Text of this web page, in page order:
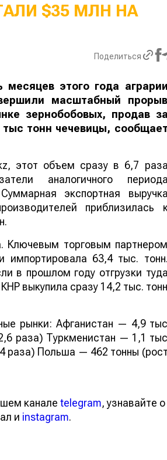
$35 МЛН НА
Поделиться
месяцев этого года аграрии
масштабный
зернобобовых, продав за
тонн чечевицы, сообщает
этот объем сразу в 6,7 раза
аналогичного периода
экспортная
приблизилась
Ключевым торговым партнером
импортировала 63,4 тыс. тонн.
в прошлом году отгрузки туда
выкупила сразу 14,2 тыс. тонн
рынки: Афганистан — 4,9 тыс
раза) Туркменистан — 1,1 тыс
раза) Польша — 462 тонны (рост
канале telegram, узнавайте о
и instagram.